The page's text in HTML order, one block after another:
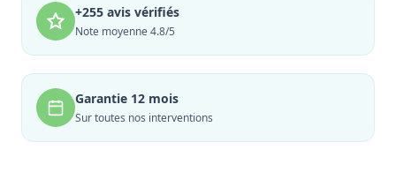
+255 avis vérifiés
Note moyenne 4.8/5
Garantie 12 mois
Sur toutes nos interventions